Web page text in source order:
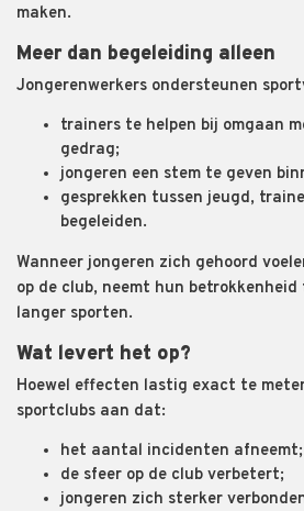
maken.
Meer dan begeleiding alleen
Jongerenwerkers ondersteunen
trainers te helpen bij omgaan
gedrag;
jongeren een stem te geven
gesprekken tussen jeugd,
begeleiden.
Wanneer jongeren zich gehoord
op de club, neemt hun
langer sporten.
Wat levert het op?
Hoewel effecten lastig exact te
sportclubs aan dat:
het aantal incidenten afneemt;
de sfeer op de club verbetert;
jongeren zich sterker